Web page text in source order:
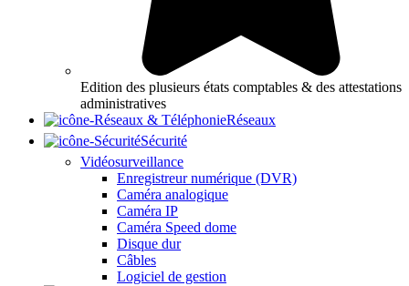
Edition des plusieurs états comptables & des attestations
administratives
Réseaux
Sécurité
Vidéosurveillance
Enregistreur numérique (DVR)
Caméra analogique
Caméra IP
Caméra Speed dome
Disque dur
Câbles
Logiciel de gestion